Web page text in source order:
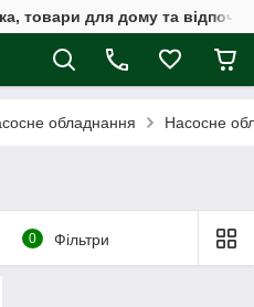
товари для дому та
обладнання Насосне
0 Фільтри